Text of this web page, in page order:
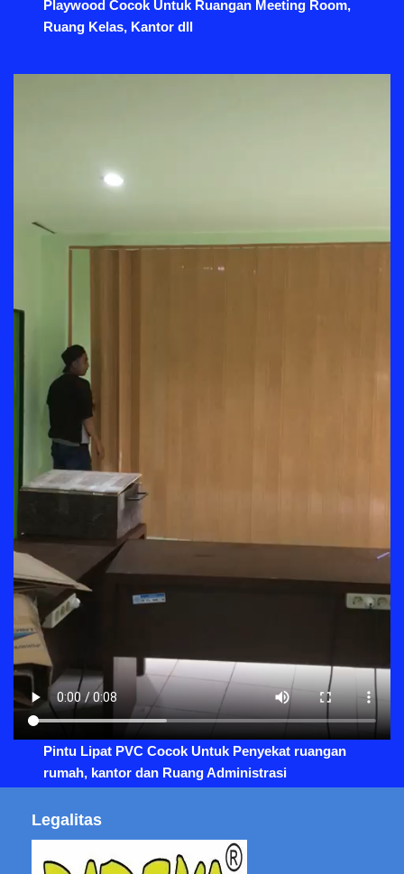
Playwood Cocok Untuk Ruangan Meeting Room,
Ruang Kelas, Kantor dll
Pintu Lipat PVC Cocok Untuk Penyekat ruangan
rumah, kantor dan Ruang Administrasi
Legalitas